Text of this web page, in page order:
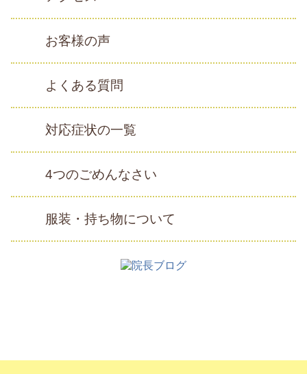
お客様の声
よくある質問
対応症状の一覧
4つのごめんなさい
服装・持ち物について